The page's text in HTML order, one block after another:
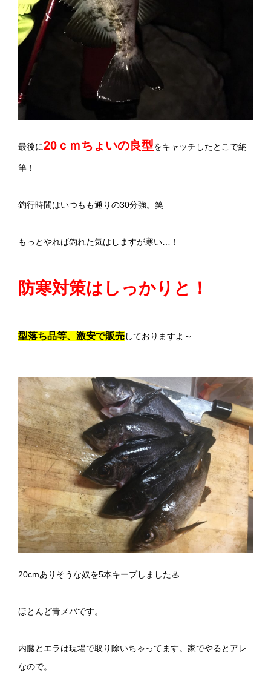
最後に20ｃｍちょいの良型をキャッチしたとこで納
竿！
釣行時間はいつもも通りの30分強。笑
もっとやれば釣れた気はしますが寒い…！
防寒対策はしっかりと！
型落ち品等、激安で販売しておりますよ～
20cmありそうな奴を5本キープしました♨
ほとんど青メバです。
内臓とエラは現場で取り除いちゃってます。家でやるとアレ
なので。